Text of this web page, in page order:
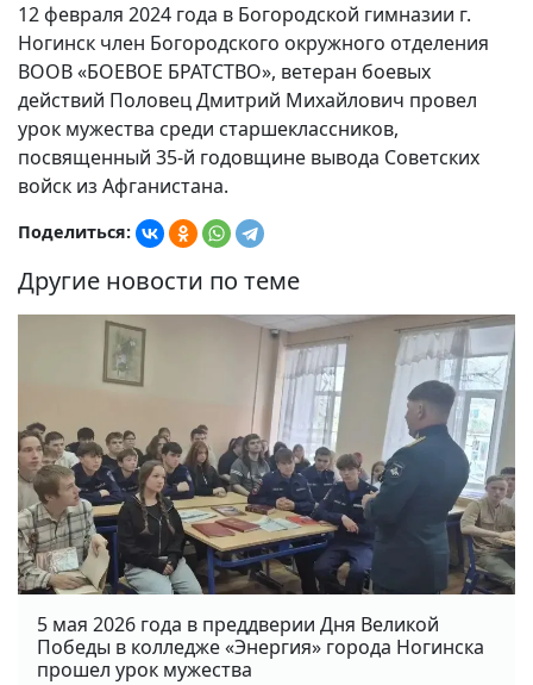
12 февраля 2024 года в Богородской гимназии г.
Ногинск член Богородского окружного отделения
ВООВ «БОЕВОЕ БРАТСТВО», ветеран боевых
действий Половец Дмитрий Михайлович провел
урок мужества среди старшеклассников,
посвященный 35-й годовщине вывода Советских
войск из Афганистана.
Поделиться:
Другие новости по теме
5 мая 2026 года в преддверии Дня Великой
Победы в колледже «Энергия» города Ногинска
прошел урок мужества